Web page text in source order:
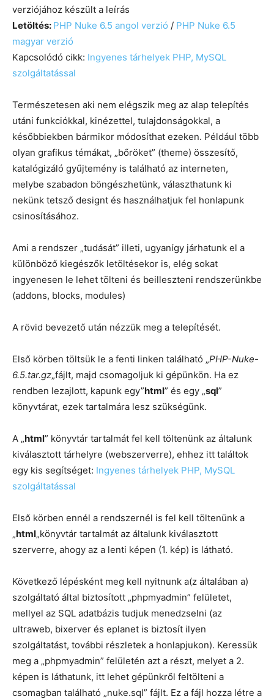
verziójához készült a leírás
Letöltés: PHP Nuke 6.5 angol verzió / PHP Nuke 6.5
magyar verzió
Kapcsolódó cikk: Ingyenes tárhelyek PHP, MySQL
szolgáltatással
Természetesen aki nem elégszik meg az alap telepítés
utáni funkciókkal, kinézettel, tulajdonságokkal, a
későbbiekben bármikor módosíthat ezeken. Például több
olyan grafikus témákat, „bőröket” (theme) összesítő,
katalógizáló gyűjtemény is található az interneten,
melybe szabadon böngészhetünk, választhatunk ki
nekünk tetsző designt és használhatjuk fel honlapunk
csinosításához.
Ami a rendszer „tudását” illeti, ugyanígy járhatunk el a
különböző kiegészők letöltésekor is, elég sokat
ingyenesen le lehet tölteni és beilleszteni rendszerünkbe
(addons, blocks, modules)
A rövid bevezető után nézzük meg a telepítését.
Első körben töltsük le a fenti linken található „PHP-Nuke-
6.5.tar.gz„fájlt, majd csomagoljuk ki gépünkön. Ha ez
rendben lezajlott, kapunk egy”html” és egy „sql”
könyvtárat, ezek tartalmára lesz szükségünk.
A „html” könyvtár tartalmát fel kell töltenünk az általunk
kiválasztott tárhelyre (webszerverre), ehhez itt találtok
egy kis segítséget: Ingyenes tárhelyek PHP, MySQL
szolgáltatással
Első körben ennél a rendszernél is fel kell töltenünk a
„html„könyvtár tartalmát az általunk kiválasztott
szerverre, ahogy az a lenti képen (1. kép) is látható.
Következő lépésként meg kell nyitnunk a(z általában a)
szolgáltató által biztosított „phpmyadmin” felületet,
mellyel az SQL adatbázis tudjuk menedzselni (az
ultraweb, bixerver és eplanet is biztosít ilyen
szolgáltatást, további részletek a honlapjukon). Keressük
meg a „phpmyadmin” felületén azt a részt, melyet a 2.
képen is láthatunk, itt lehet gépünkről feltölteni a
csomagban található „nuke.sql” fájlt. Ez a fájl hozza létre a